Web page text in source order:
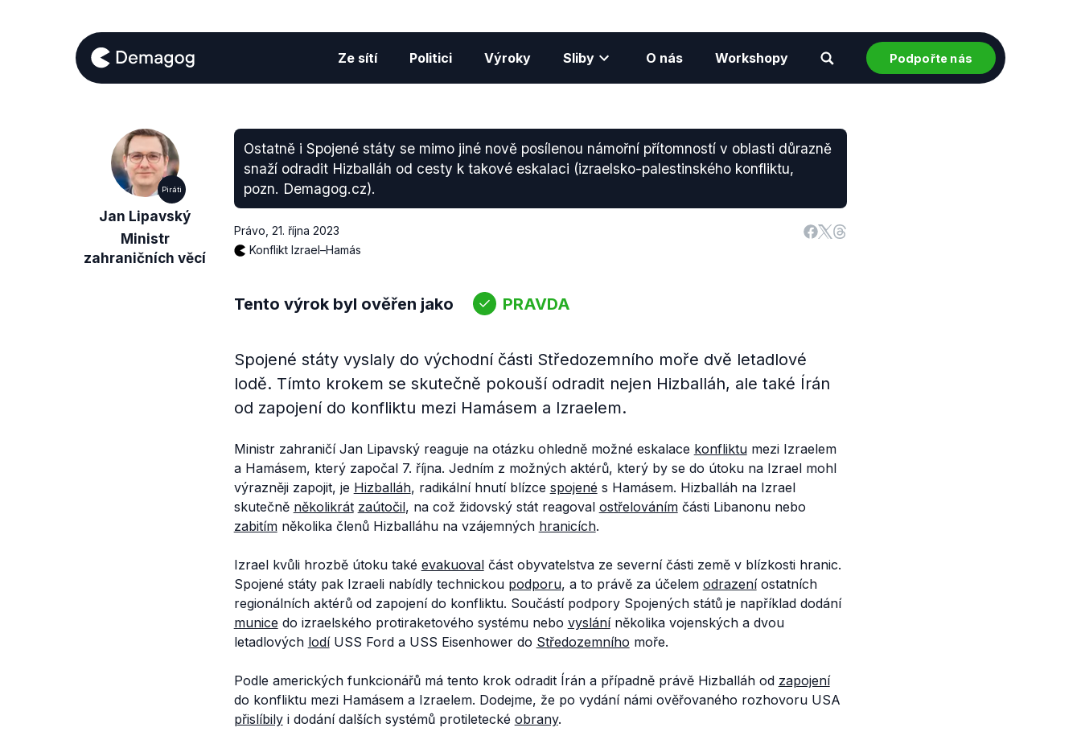
Ze sítí Politici Výroky Sliby O nás Workshopy Podpořte nás
Piráti
Jan Lipavský
Ministr
zahraničních věcí
Ostatně i Spojené státy se mimo jiné nově posílenou námořní přítomností v oblasti důrazně
snaží odradit Hizballáh od cesty k takové eskalaci (izraelsko-palestinského konfliktu,
pozn. Demagog.cz).
Právo 21. října 2023
Konflikt Izrael–Hamás
Tento výrok byl ověřen jako PRAVDA
Spojené státy vyslaly do východní části Středozemního moře dvě letadlové
lodě. Tímto krokem se skutečně pokouší odradit nejen Hizballáh, ale také Írán
od zapojení do konfliktu mezi Hamásem a Izraelem.
Ministr zahraničí Jan Lipavský reaguje na otázku ohledně možné eskalace konfliktumezi Izraelem
a Hamásem, který započal 7. října. Jedním z možných aktérů, který by se do útoku na Izrael mohl
výrazněji zapojit, je Hizballáh, radikální hnutí blízce spojené s Hamásem. Hizballáh na Izrael
skutečně několikrát zaútočil, na což židovský stát reagoval ostřelovánímčásti Libanonu nebo
zabitímněkolika členů Hizballáhu na vzájemných hranicích.
Izrael kvůli hrozbě útoku také evakuovalčást obyvatelstva ze severní části země v blízkosti hranic.
Spojené státy pak Izraeli nabídly technickou podporu, a to právě za účelem odrazeníostatních
regionálních aktérů od zapojení do konfliktu. Součástí podpory Spojených států je například dodání
munice do izraelského protiraketového systému nebo vysláníněkolika vojenských a dvou
letadlových lodíUSS Ford a USS Eisenhower do Středozemního moře.
Podle amerických funkcionářů má tento krok odradit Írán a případně právě Hizballáh od zapojení
do konfliktu mezi Hamásem a Izraelem. Dodejme, že po vydání námi ověřovaného rozhovoru USA
přislíbilyi dodání dalších systémů protiletecké obrany.